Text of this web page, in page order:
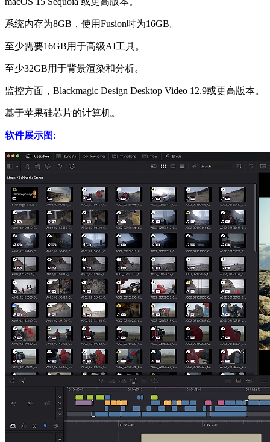
系统内存为8GB，使用Fusion时为16GB。
至少需要16GB用于高级AI工具。
至少32GB用于背景渲染和分析。
监控方面，Blackmagic Design Desktop Video 12.9或更高版本。
基于苹果硅芯片的计算机。
软件展示图: